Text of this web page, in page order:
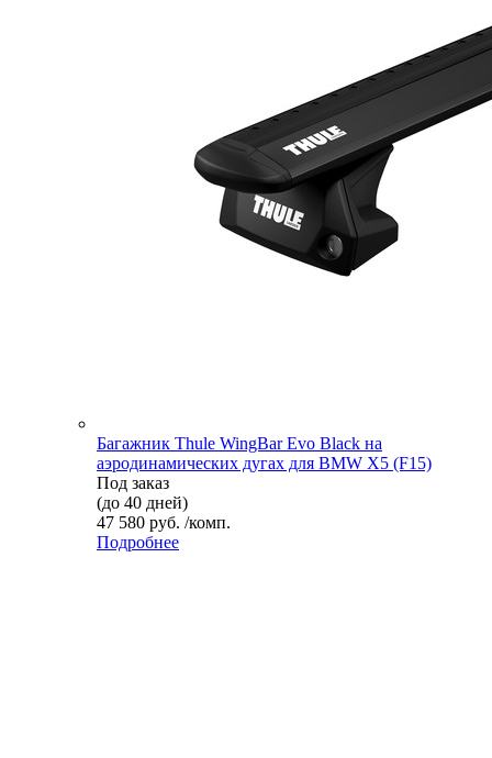
Багажник Thule WingBar Evo Black на
аэродинамических дугах для BMW X5 (F15)
Под заказ
(до 40 дней)
47 580 руб. /комп.
Подробнее